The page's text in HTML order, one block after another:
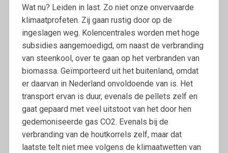
Wat nu? Leiden in last. Zo niet onze onvervaarde
klimaatprofeten. Zij gaan rustig door op de
ingeslagen weg. Kolencentrales worden met hoge
subsidies aangemoedigd, om naast de verbranding
van steenkool, over te gaan op het verbranden van
biomassa. Geïmporteerd uit het buitenland, omdat
er daarvan in Nederland onvoldoende van is. Het
transport ervan is duur, evenals de pellets zelf en
gaat gepaard met veel uitstoot van het door hen
gedemoniseerde gas CO2. Evenals bij de
verbranding van de houtkorrels zelf, maar dat
laatste telt niet mee volgens de klimaatwetten van